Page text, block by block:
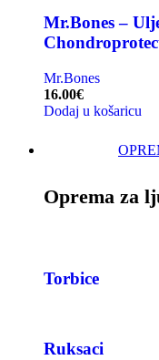
Mr.Bones –
Mr.Bones
16.00€
Dodaj u košaricu
Oprema za
Torbice
Ruksaci